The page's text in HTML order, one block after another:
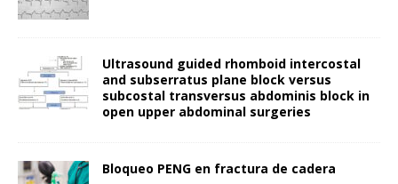
Ultrasound guided rhomboid intercostal
and subserratus plane block versus
subcostal transversus abdominis block in
open upper abdominal surgeries
Bloqueo PENG en fractura de cadera